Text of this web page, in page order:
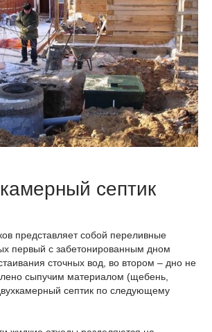
септик
представляет собой переливные
первый с забетонированным дном
сточных вод, во втором – дно не
сыпучим материалом (щебень,
септик по следующему